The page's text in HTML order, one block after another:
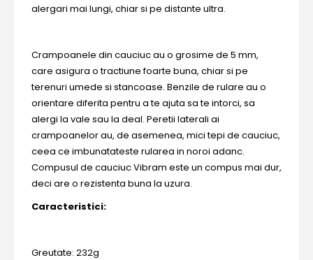
alergari mai lungi, chiar si pe distante ultra.
Crampoanele din cauciuc au o grosime de 5 mm,
care asigura o tractiune foarte buna, chiar si pe
terenuri umede si stancoase. Benzile de rulare au o
orientare diferita pentru a te ajuta sa te intorci, sa
alergi la vale sau la deal. Peretii laterali ai
crampoanelor au, de asemenea, mici tepi de cauciuc,
ceea ce imbunatateste rularea in noroi adanc.
Compusul de cauciuc Vibram este un compus mai dur,
deci are o rezistenta buna la uzura.
Caracteristici:
Greutate: 232g